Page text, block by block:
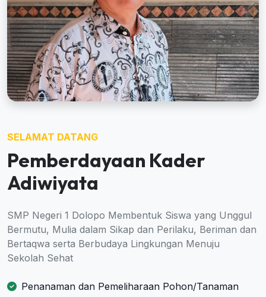
SELAMAT DATANG
Pemberdayaan Kader
Adiwiyata
SMP Negeri 1 Dolopo Membentuk Siswa yang Unggul
Bermutu, Mulia dalam Sikap dan Perilaku, Beriman dan
Bertaqwa serta Berbudaya Lingkungan Menuju
Sekolah Sehat
Penanaman dan Pemeliharaan Pohon/Tanaman